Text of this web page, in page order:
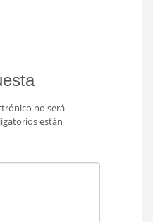
no será
están